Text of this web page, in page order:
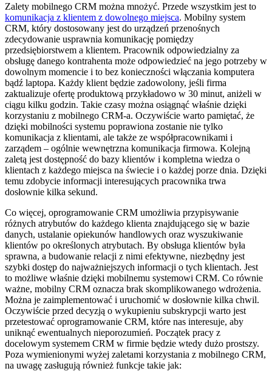
Zalety mobilnego CRM można mnożyć. Przede wszystkim jest to
komunikacja z klientem z dowolnego miejsca. Mobilny system
CRM, który dostosowany jest do urządzeń przenośnych
zdecydowanie usprawnia komunikację pomiędzy
przedsiębiorstwem a klientem. Pracownik odpowiedzialny za
obsługę danego kontrahenta może odpowiedzieć na jego potrzeby w
dowolnym momencie i to bez konieczności włączania komputera
bądź laptopa. Każdy klient będzie zadowolony, jeśli firma
zaktualizuje ofertę produktową przykładowo w 30 minut, aniżeli w
ciągu kilku godzin. Takie czasy można osiągnąć właśnie dzięki
korzystaniu z mobilnego CRM-a. Oczywiście warto pamiętać, że
dzięki mobilności systemu poprawiona zostanie nie tylko
komunikacja z klientami, ale także ze współpracownikami i
zarządem – ogólnie wewnętrzna komunikacja firmowa. Kolejną
zaletą jest dostępność do bazy klientów i kompletna wiedza o
klientach z każdego miejsca na świecie i o każdej porze dnia. Dzięki
temu zdobycie informacji interesujących pracownika trwa
dosłownie kilka sekund.
Co więcej, oprogramowanie CRM umożliwia przypisywanie
różnych atrybutów do każdego klienta znajdującego się w bazie
danych, ustalanie opiekunów handlowych oraz wyszukiwanie
klientów po określonych atrybutach. By obsługa klientów była
sprawna, a budowanie relacji z nimi efektywne, niezbędny jest
szybki dostęp do najważniejszych informacji o tych klientach. Jest
to możliwe właśnie dzięki mobilnemu systemowi CRM. Co równie
ważne, mobilny CRM oznacza brak skomplikowanego wdrożenia.
Można je zaimplementować i uruchomić w dosłownie kilka chwil.
Oczywiście przed decyzją o wykupieniu subskrypcji warto jest
przetestować oprogramowanie CRM, które nas interesuje, aby
uniknąć ewentualnych nieporozumień. Początek pracy z
docelowym systemem CRM w firmie będzie wtedy dużo prostszy.
Poza wymienionymi wyżej zaletami korzystania z mobilnego CRM,
na uwagę zasługują również funkcje takie jak: